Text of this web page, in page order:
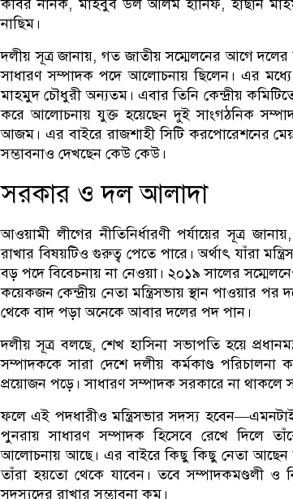
কবির নানক, মাহবুব উল আলম হানিফ, হাছান
নাছিম।
দলীয় সূত্র জানায়, গত জাতীয় সম্মেলনের আগে
সাধারণ সম্পাদক পদে আলোচনায় ছিলেন। এর মধ্যে
মাহমুদ চৌধুরী অন্যতম। এবার তিনি কেন্দ্রীয়
করে আলোচনায় যুক্ত হয়েছেন দুই সাংগঠনিক
আজম। এর বাইরে রাজশাহী সিটি করপোরেশনের
সম্ভাবনাও দেখছেন কেউ কেউ।
সরকার ও দল আলাদা
আওয়ামী লীগের নীতিনির্ধারণী পর্যায়ের সূত্র
রাখার বিষয়টিও গুরুত্ব পেতে পারে। অর্থাৎ যাঁরা
বড় পদে বিবেচনায় না নেওয়া। ২০১৯ সালের
কয়েকজন কেন্দ্রীয় নেতা মন্ত্রিসভায় স্থান পাওয়ার পর
থেকে বাদ পড়া অনেকে আবার দলের পদ পান।
দলীয় সূত্র বলছে, শেখ হাসিনা সভাপতি হয়ে
সম্পাদককে সারা দেশে দলীয় কর্মকাণ্ড
প্রয়োজন পড়ে। সাধারণ সম্পাদক সরকারে না থাকলে
ফলে এই পদধারীও মন্ত্রিসভার সদস্য
পুনরায় সাধারণ সম্পাদক হিসেবে রেখে দিলে
আলোচনায় আছে। এর বাইরে কিছু কিছু নেতা আছেন
তাঁরা হয়তো থেকে যাবেন। তবে সম্পাদকমণ্ডলী ও
সদস্যদের রাখার সম্ভাবনা কম।